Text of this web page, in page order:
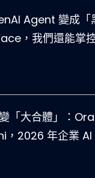
Agent 變成「
，我們還能掌
「大合體」：
2026 年企業 AI